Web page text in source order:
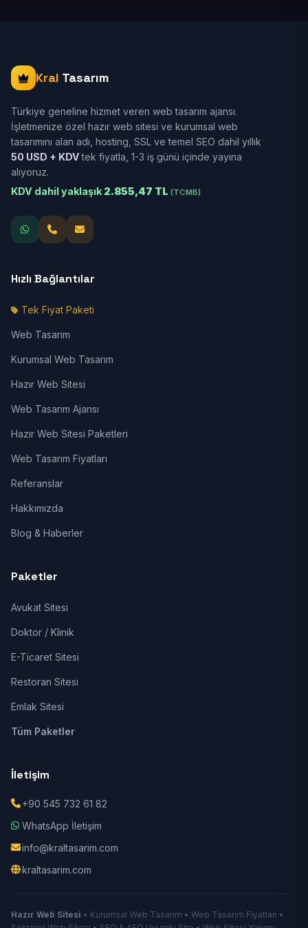
Kral Tasarım
Türkiye geneline hizmet veren web tasarım ajansı.
İşletmenize özel hazır web sitesi ve kurumsal web
tasarımını alan adı, hosting, SSL ve temel SEO dahil yıllık
50 USD + KDVtek fiyatla, 1-3 iş günü içinde yayına
alıyoruz.
KDV dahil yaklaşık 2.855,47 TL (TCMB)
Hızlı Bağlantılar
Tek Fiyat Paketi
Web Tasarım
Kurumsal Web Tasarım
Hazır Web Sitesi
Web Tasarım Ajansı
Hazır Web Sitesi Paketleri
Web Tasarım Fiyatları
Referanslar
Hakkımızda
Blog & Haberler
Paketler
Avukat Sitesi
Doktor / Klinik
E-Ticaret Sitesi
Restoran Sitesi
Emlak Sitesi
Tüm Paketler
İletişim
+90 545 732 61 82
WhatsApp İletişim
info@kraltasarim.com
kraltasarim.com
Hazır Web Sitesi • Kurumsal Web Tasarım • Web Tasarım Fiyatları •